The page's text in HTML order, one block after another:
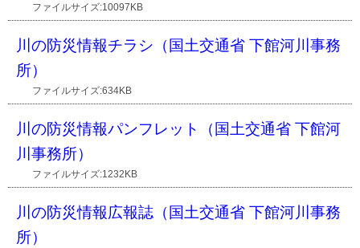
ファイルサイズ:10097KB
川の防災情報チラシ（国土交通省 下館河川事務
所）
ファイルサイズ:634KB
川の防災情報パンフレット（国土交通省 下館河
川事務所）
ファイルサイズ:1232KB
川の防災情報広報誌（国土交通省 下館河川事務
所）